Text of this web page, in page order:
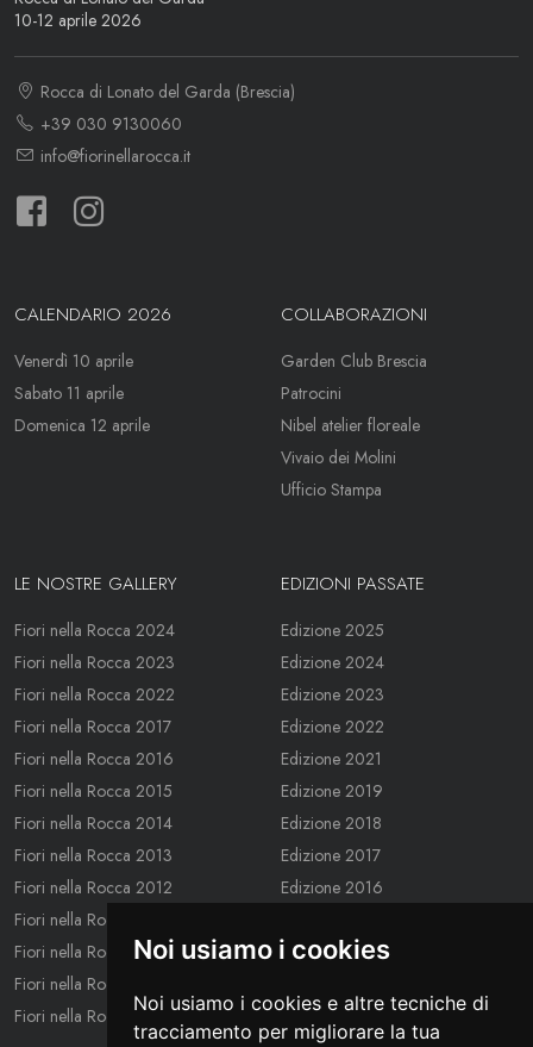
Noi usiamo i cookies
Noi usiamo i cookies e altre tecniche di
tracciamento per migliorare la tua
10-12 aprile 2026
Rocca di Lonato del Garda (Brescia)
+39 030 9130060
info@fiorinellarocca.it
CALENDARIO 2026
Venerdì 10 aprile
Sabato 11 aprile
Domenica 12 aprile
COLLABORAZIONI
Garden Club Brescia
Patrocini
Nibel atelier floreale
Vivaio dei Molini
Ufficio Stampa
LE NOSTRE GALLERY
Fiori nella Rocca 2024
Fiori nella Rocca 2023
Fiori nella Rocca 2022
Fiori nella Rocca 2017
Fiori nella Rocca 2016
Fiori nella Rocca 2015
Fiori nella Rocca 2014
Fiori nella Rocca 2013
Fiori nella Rocca 2012
Fiori nella Rocca 2011
Fiori nella Rocca 2010
Fiori nella Rocca 2009
Fiori nella Rocca 2008
EDIZIONI PASSATE
Edizione 2025
Edizione 2024
Edizione 2023
Edizione 2022
Edizione 2021
Edizione 2019
Edizione 2018
Edizione 2017
Edizione 2016
Edizione 2014
Edizione 2012